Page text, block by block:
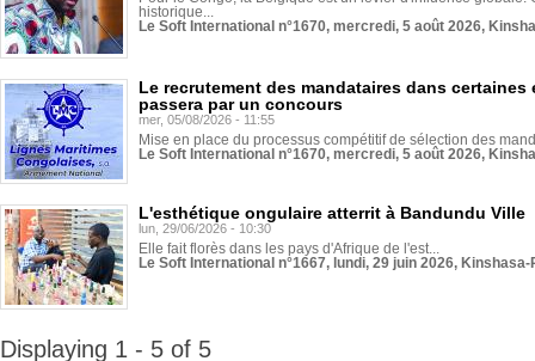
historique...
Le Soft International n°1670, mercredi, 5 août 2026,
Le recrutement des mandataires dans
passera par un concours
mer, 05/08/2026 - 11:55
Mise en place du processus compétitif de sélection des
Le Soft International n°1670, mercredi, 5 août 2026,
L'esthétique ongulaire atterrit à Bandundu Ville
lun, 29/06/2026 - 10:30
Elle fait florès dans les pays d'Afrique de l'est...
Le Soft International n°1667, lundi, 29 juin 2026,
Displaying 1 - 5 of 5